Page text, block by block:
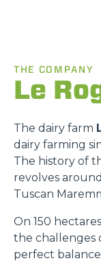
THE COMPANY
Le
The dairy farm
dairy farming
The history of
revolves
Tuscan
On 150
the challenges
perfect